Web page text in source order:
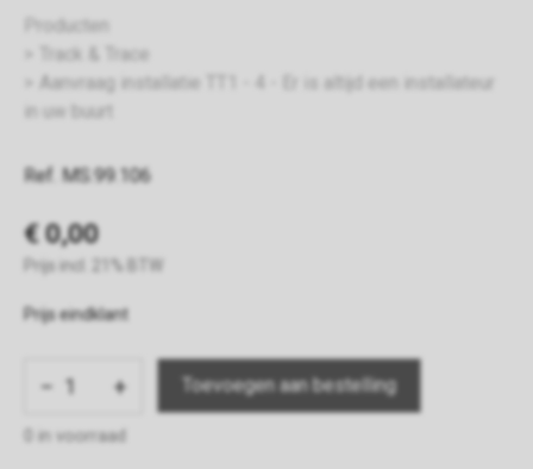
Producten
Track & Trace
Aanvraag installatie TT1 - 4 - Er is altijd een installateur
in uw buurt
Ref. MS.99.106
€ 0,00
Prijs incl. 21% BTW
Prijs eindklant
− +
0 in voorraad